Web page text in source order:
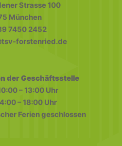
Strasse 100
München
7450 2452
forstenried.de
der Geschäftsstelle
– 13:00 Uhr
– 18:00 Uhr
Ferien geschlossen